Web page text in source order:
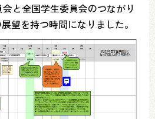
と全国学生委員会のつながり
望を持つ時間になりました。